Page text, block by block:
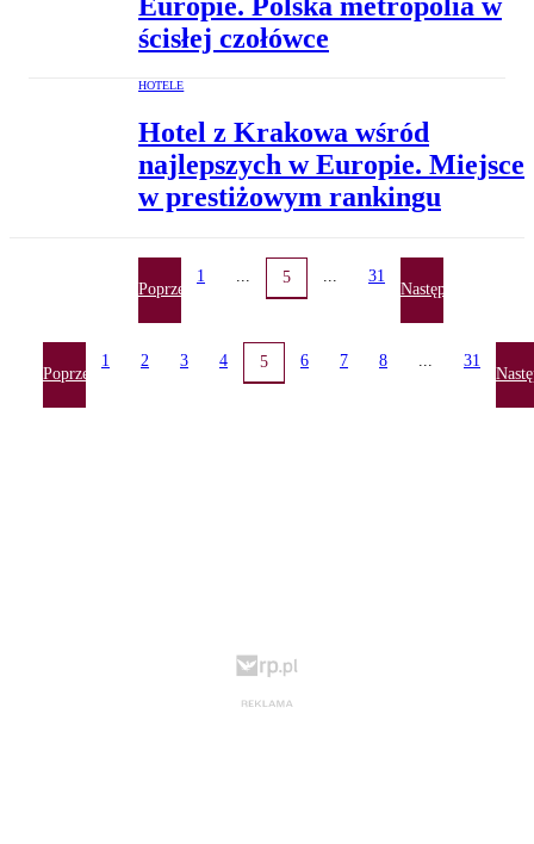
ścisłej czołówce
HOTELE
Hotel z Krakowa wśród
najlepszych w Europie. Miejsce
w prestiżowym rankingu
Poprzednia
1 5 31
Następna
Poprzednia
1 2 3 4 5 6 7 8 31